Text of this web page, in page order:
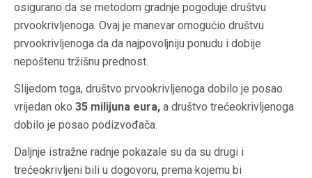
osigurano da se metodom gradnje pogoduje društvu
prvookrivljenoga. Ovaj je manevar omogućio društvu
prvookrivljenoga da da najpovoljniju ponudu i dobije
nepoštenu tržišnu prednost.
Slijedom toga, društvo prvookrivljenoga dobilo je posao
vrijedan oko 35 milijuna eura, a društvo trećeokrivljenoga
dobilo je posao podizvođača.
Daljnje istražne radnje pokazale su da su drugi i
trećeokrivljeni bili u dogovoru, prema kojemu bi